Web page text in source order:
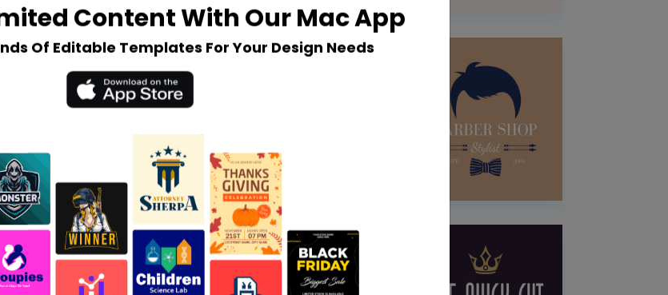
Content With Our Mac App
Of Editable Templates For Your Design Needs